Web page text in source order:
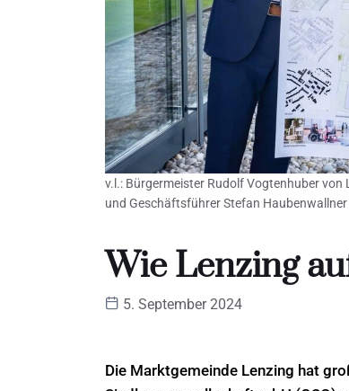
v.l.: Bürgermeister Rudolf Vogtenhuber
und Geschäftsführer Stefan
Wie Lenzing
5. September 2024
Die Marktgemeinde Lenzing hat